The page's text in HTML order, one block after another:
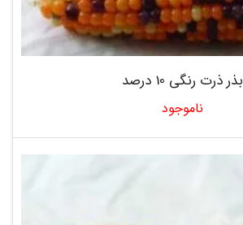
بذر ذرت رنگی 10 درصد
ناموجود